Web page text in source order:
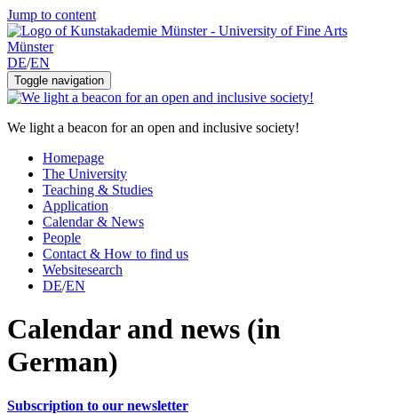
Jump to content
DE/EN
Toggle navigation
We light a beacon for an open and inclusive society!
Homepage
The University
Teaching & Studies
Application
Calendar & News
People
Contact & How to find us
Websitesearch
DE/EN
Calendar and news (in
German)
Subscription to our newsletter